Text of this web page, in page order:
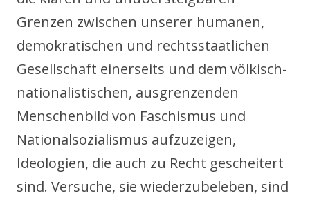
Grenzen zwischen unserer humanen,
demokratischen und rechtsstaatlichen
Gesellschaft einerseits und dem völkisch-
nationalistischen, ausgrenzenden
Menschenbild von Faschismus und
Nationalsozialismus aufzuzeigen,
Ideologien, die auch zu Recht gescheitert
sind. Versuche, sie wiederzubeleben, sind